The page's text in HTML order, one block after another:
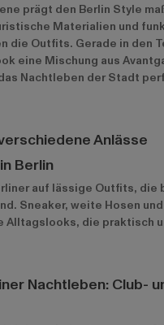
prägt den Berlin Style
Materialien und
die Outfits. Gerade in den
eine Mischung aus
Nachtleben der Stadt
Anlässe
Berlin
auf lässige Outfits, die
Sneaker, weite Hosen
Alltagslooks, die praktisch
Nachtleben: Club-